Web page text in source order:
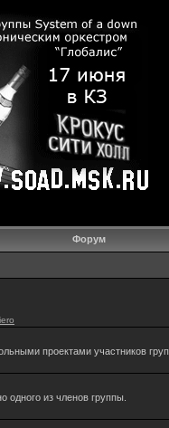
Форум
проектами участников
из членов группы.